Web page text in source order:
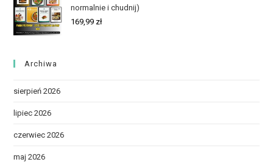
normalnie i chudnij)
169,99 zł
Archiwa
sierpień 2026
lipiec 2026
czerwiec 2026
maj 2026